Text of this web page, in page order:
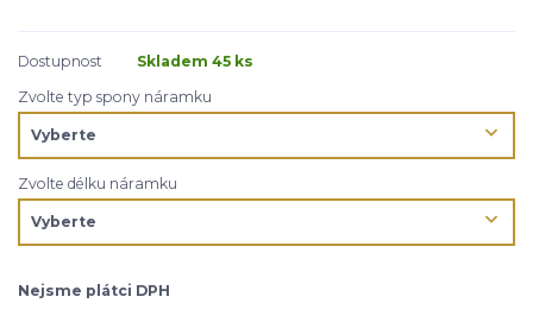
Dostupnost
Skladem 45 ks
Zvolte typ spony náramku
Zvolte délku náramku
Nejsme plátci DPH